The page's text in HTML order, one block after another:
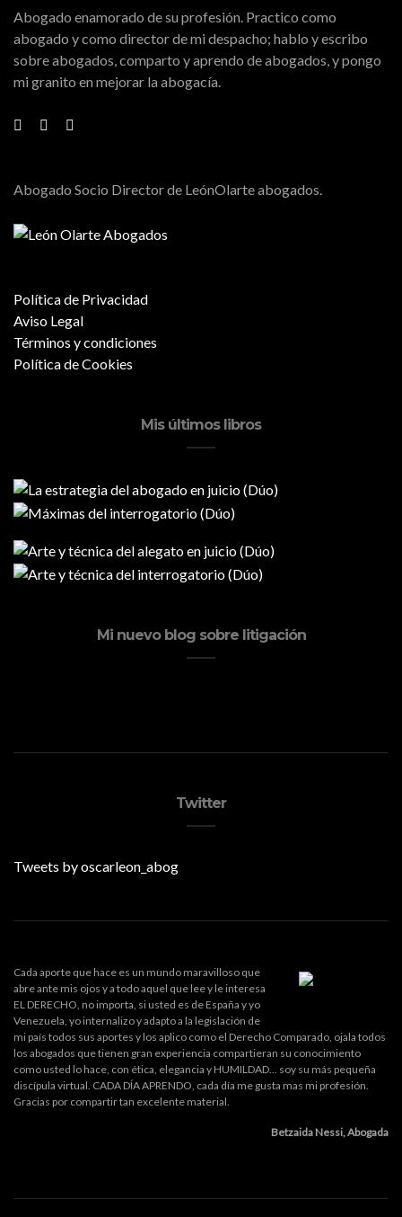
Abogado enamorado de su profesión. Practico como
abogado y como director de mi despacho; hablo y escribo
sobre abogados, comparto y aprendo de abogados, y pongo
mi granito en mejorar la abogacía.
Abogado Socio Director de LeónOlarte abogados.
Política de Privacidad
Aviso Legal
Términos y condiciones
Política de Cookies
Mis últimos libros
Mi nuevo blog sobre litigación
Twitter
Tweets by oscarleon_abog
Cada aporte que hace es un mundo maravilloso que
abre ante mis ojos y a todo aquel que lee y le interesa
EL DERECHO, no importa, si usted es de España y yo
Venezuela, yo internalizo y adapto a la legislación de
mi país todos sus aportes y los aplico como el Derecho Comparado, ojala todos
los abogados que tienen gran experiencia compartieran su conocimiento
como usted lo hace, con ética, elegancia y HUMILDAD... soy su más pequeña
discípula virtual. CADA DÍA APRENDO, cada día me gusta mas mi profesión.
Gracias por compartir tan excelente material.
Betzaida Nessi, Abogada